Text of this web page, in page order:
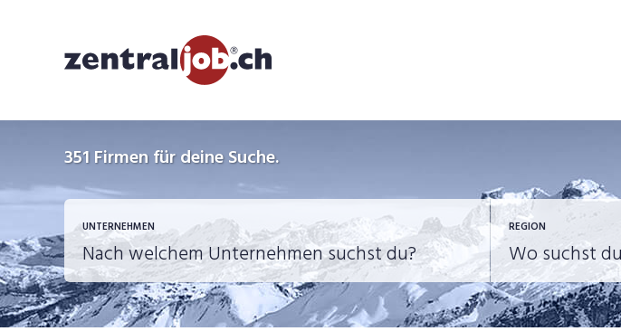
351Firmen für deine Suche.
UNTERNEHMEN REGION